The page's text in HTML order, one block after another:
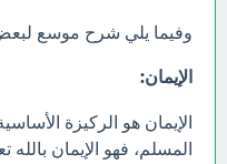
وفيما يلي شرح موسع
الإيمان:
الإيمان هو الركيزة
المسلم، فهو الإيمان بالله